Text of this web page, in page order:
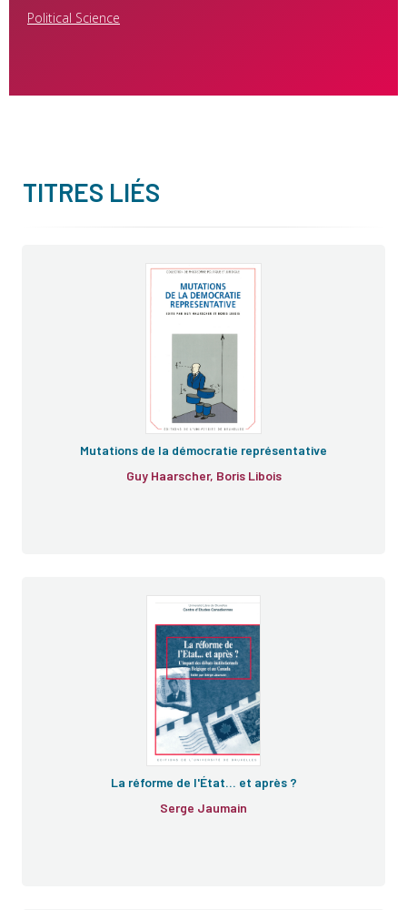
Political Science
TITRES LIÉS
Mutations de la démocratie représentative
Guy Haarscher, Boris Libois
La réforme de l'État… et après ?
Serge Jaumain